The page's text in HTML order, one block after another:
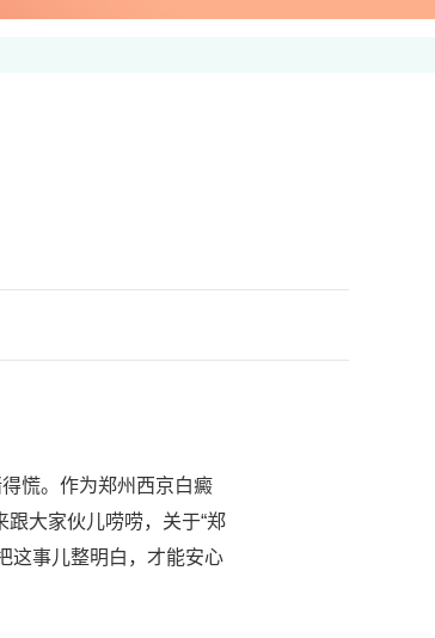
慌。作为郑州西京白癜
大家伙儿唠唠，关于“郑
这事儿整明白，才能安心